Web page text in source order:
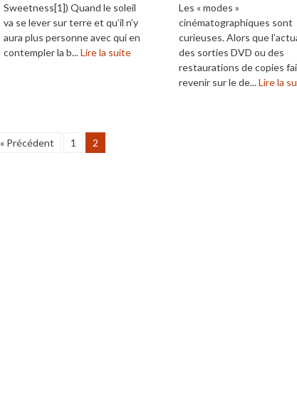
Sweetness[1]) Quand le soleil
va se lever sur terre et qu’il n’y
aura plus personne avec qui en
contempler la b...Lire la suite
Les « modes »
cinématographiques sont
curieuses. Alors que
des sorties DVD ou des
restaurations de copies
revenir sur le de...Lire la
« Précédent 1 2